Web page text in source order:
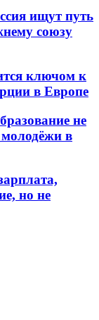
ищут путь
союзу
ключом к
в Европе
не
молодёжи в
но не